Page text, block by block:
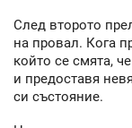
След второто
на провал. Кога
който се смята,
и предоставя
си състояние.